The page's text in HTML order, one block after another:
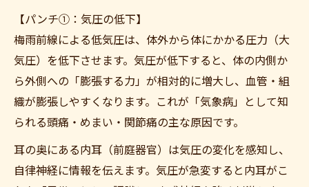
【パンチ①：気圧の低下】
梅雨前線による低気圧は、体外から体にかかる圧力（大
気圧）を低下させます。気圧が低下すると、体の内側か
ら外側への「膨張する力」が相対的に増大し、血管・組
織が膨張しやすくなります。これが「気象病」として知
られる頭痛・めまい・関節痛の主な原因です。
耳の奥にある内耳（前庭器官）は気圧の変化を感知し、
自律神経に情報を伝えます。気圧が急変すると内耳がこ